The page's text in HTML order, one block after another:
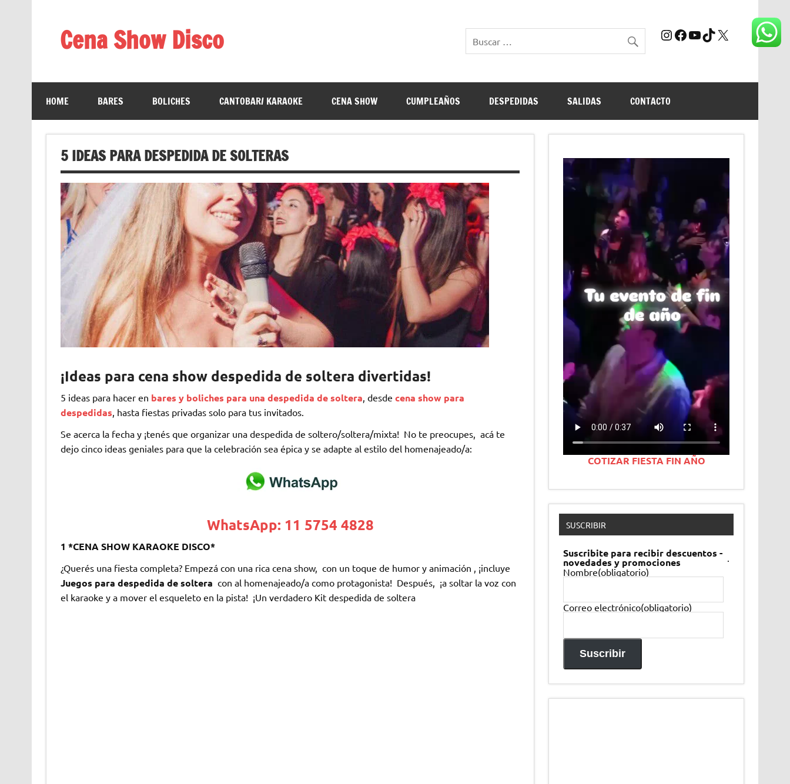
Cena Show Disco InstagramFacebook YouTube TikTok X
HOME BARES BOLICHES CANTOBAR/ KARAOKE CENA SHOW CUMPLEAÑOS DESPEDIDAS SALIDAS CONTACTO
5 IDEAS PARA DESPEDIDA DE SOLTERAS
¡Ideas para cena show despedida de soltera divertidas!
5 ideas para hacer en bares y boliches para una despedida de soltera, desde cena show para
despedidas, hasta fiestas privadas solo para tus invitados.
Se acerca la fecha y ¡tenés que organizar una despedida de soltero/soltera/mixta! No te preocupes, acá te
dejo cinco ideas geniales para que la celebración sea épica y se adapte al estilo del homenajeado/a:
WhatsApp: 11 5754 4828
1 *CENA SHOW KARAOKE DISCO*
¿Querés una fiesta completa? Empezá con una rica cena show, con un toque de humor y animación , ¡incluye
Juegos para despedida de soltera con al homenajeado/a como protagonista! Después, ¡a soltar la voz con
el karaoke y a mover el esqueleto en la pista! ¡Un verdadero Kit despedida de soltera
COTIZAR FIESTA FIN AÑO
SUSCRIBIR
Suscribite para recibir descuentos -
novedades y promociones
.
Nombre(obligatorio)
Correo electrónico(obligatorio)
Suscribir